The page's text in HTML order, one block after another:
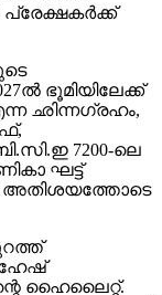
ഭൂമിയിലേക്ക്
ഛിന്നഗ്രഹം,
7200-ലെ
ഘട്ട്
അതിശയത്തോടെ
ഹൈലൈറ്റ്.
കാളപ്പുറത്ത്